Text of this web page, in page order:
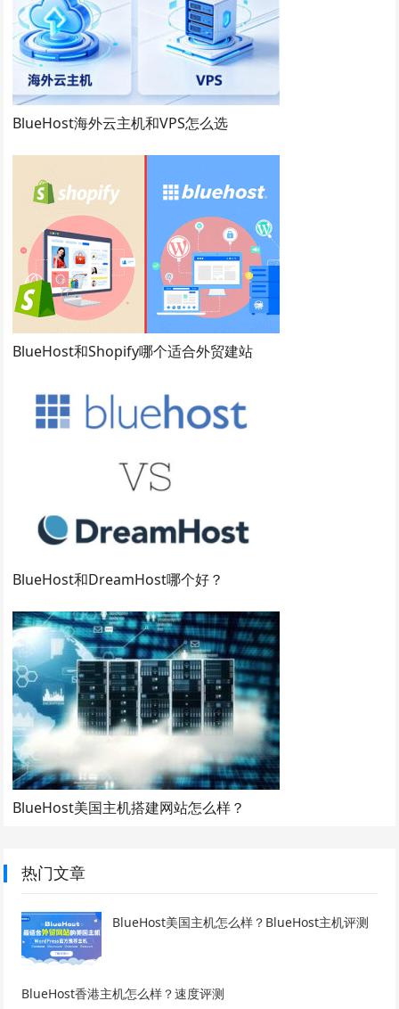
BlueHost海外云主机和VPS怎么选
BlueHost和Shopify哪个适合外贸建站
BlueHost和DreamHost哪个好？
BlueHost美国主机搭建网站怎么样？
热门文章
BlueHost美国主机怎么样？BlueHost主机评测
BlueHost香港主机怎么样？速度评测